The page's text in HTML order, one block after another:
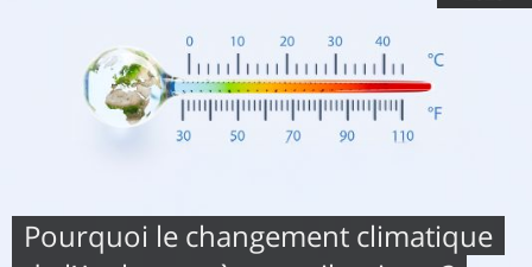
Pourquoi le changement climatique